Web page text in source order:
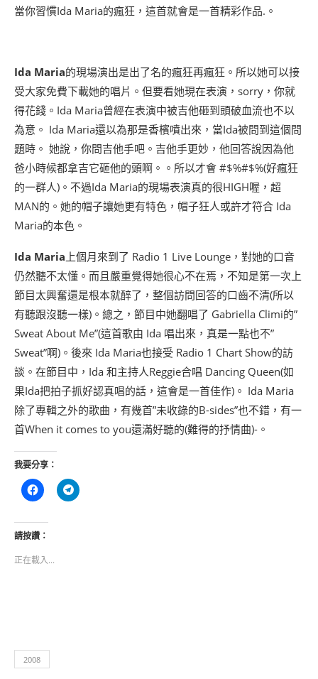
當你習慣Ida Maria的瘋狂，這首就會是一首精彩作品.。
Ida Maria的現場演出是出了名的瘋狂再瘋狂。所以她可以接
受大家免費下載她的唱片。但要看她現在表演，sorry，你就
得花錢。Ida Maria曾經在表演中被吉他砸到頭破血流也不以
為意。 Ida Maria還以為那是香檳噴出來，當Ida被問到這個問
題時。 她說，你問吉他手吧。吉他手更妙，他回答說因為他
爸小時候都拿吉它砸他的頭啊。。所以才會 #$%#$%(好瘋狂
的一群人)。不過Ida Maria的現場表演真的很HIGH喔，超
MAN的。她的帽子讓她更有特色，帽子狂人或許才符合 Ida
Maria的本色。
Ida Maria 上個月來到了 Radio 1 Live Lounge，對她的口音
仍然聽不太懂。而且嚴重覺得她很心不在焉，不知是第一次上
節目太興奮還是根本就醉了，整個訪問回答的口齒不清(所以
有聽跟沒聽一樣)。總之，節目中她翻唱了 Gabriella Climi的”
Sweat About Me”(這首歌由 Ida 唱出來，真是一點也不”
Sweat”啊)。後來 Ida Maria也接受 Radio 1 Chart Show的訪
談。在節目中，Ida 和主持人Reggie合唱 Dancing Queen(如
果Ida把拍子抓好認真唱的話，這會是一首佳作)。 Ida Maria
除了專輯之外的歌曲，有幾首”未收錄的B-sides”也不錯，有一
首When it comes to you還滿好聽的(難得的抒情曲)-。
我要分享：
按
一
分
享
至
新
按
一
請按讚：
正在載入...
2008